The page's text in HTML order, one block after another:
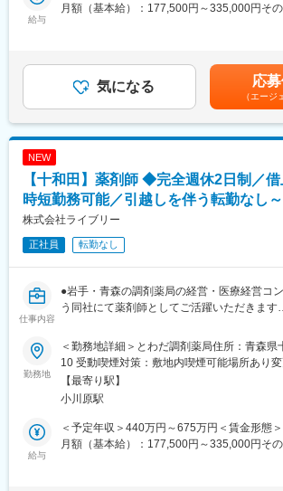
まり、キャリアや役職に応じた段階的なセミ
の研修室では外部講師による実践的な研修会
医学・医療に関する豊富な知識を身につけた
深いコミュニケーション構築のために人間性
ら、真のスペシャリストを育成していきます
ご活躍いただけます。
ど、女性が働きやすい職場です。
■資格取得支援：
地域の「健康コンサルタント」を育てるべく
研修・e-ラーニングなどを実施しております
■同社の特徴：
在宅医療にも力を入れており、現在24店舗で
います。訪問薬剤師としてご活躍いただくこ
■同社について：
めるものは薬局ごとに異なります。同社では
場に即した運営を独自にしていく方針をとっ
ー仕様をはじめ訪れる方すべてが心地よくご
の充実など、地域の人々に親しまれ、明るく
ような空間づくりをしています。すべては患
でも頼りにされる“マイ薬局”を目指しています
養成する教育制度の確立に力を注いでいます
まり、キャリアや役職に応じた段階的なセミ
給与
月額（基本給）：177,500円～335,000円その
残業手当＞有＜給与補足＞■昇給：年1回（6
月、12月）■職務手当：60,000円賃金はあく
あり、選考を通じて上下する可能性がありま
手当を含めた表記です。
気になる 応
（エージ
NEW
【十和田】薬剤師 ◆完全週休2日制／
時短勤務可能／引越しを伴う転勤なし～
株式会社ライブリー
正社員 転勤なし
仕事内容
●岩手・青森の調剤薬局の経営・医療経営コ
う同社にて薬剤師としてご活躍いただきます
■業務詳細：
処方箋に基づく調剤をお願い致します。患者
て、症状やアレルギー、他医療機関での投薬
対応していきます。また、服薬指導を通して
全般のご相談にも載っていただくなど、地域
ご活躍いただけます。
勤務地
＜勤務地詳細＞とわだ調剤薬局住所：青森県
10 受動喫煙対策：敷地内喫煙可能場所あり
める事業所
【最寄り駅】
小川原駅
給与
＜予定年収＞440万円～675万円＜賃金形態
月額（基本給）：177,500円～335,000円その